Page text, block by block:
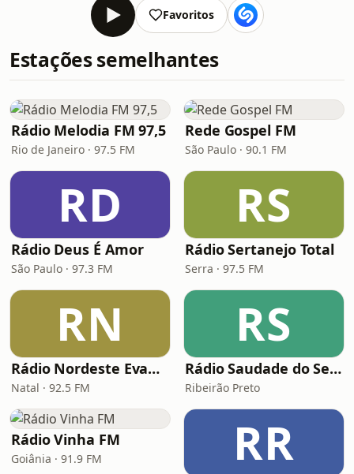
Favoritos
Estações semelhantes
Rádio Melodia FM 97,5
Rio de Janeiro · 97.5 FM
Rede Gospel FM
São Paulo · 90.1 FM
RD
Rádio Deus É Amor
São Paulo · 97.3 FM
RS
Rádio Sertanejo Total
Serra · 97.5 FM
RN
Rádio Nordeste Evangélica
Natal · 92.5 FM
RS
Rádio Saudade do Sertão
Ribeirão Preto
Rádio Vinha FM
Goiânia · 91.9 FM RR